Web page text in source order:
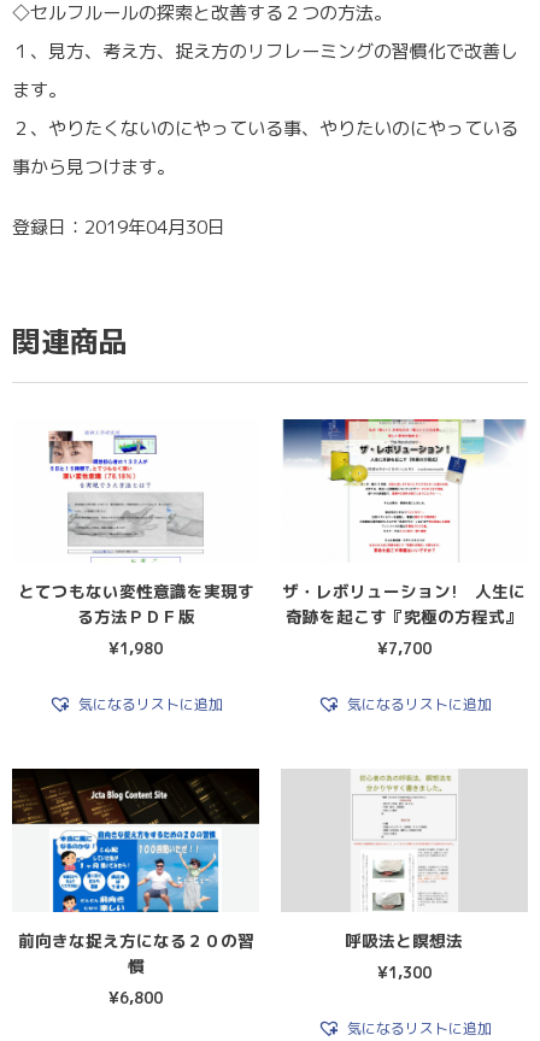
◇セルフルールの探索と改善する２つの方法。
１、見方、考え方、捉え方のリフレーミングの習慣化で改善し
ます。
２、やりたくないのにやっている事、やりたいのにやっている
事から見つけます。
登録日：2019年04月30日
関連商品
とてつもない変性意識を実現す
る方法ＰＤＦ版
¥1,980
気になるリストに追加
ザ・レボリューション! 人生に
奇跡を起こす『究極の方程式』
¥7,700
気になるリストに追加
前向きな捉え方になる２０の習
慣
¥6,800
呼吸法と瞑想法
¥1,300
気になるリストに追加